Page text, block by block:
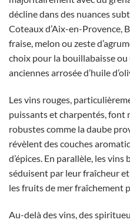
décline dans des nuances
Coteaux d’Aix-en-Provence,
fraise, melon ou zeste
choix pour la bouillabaisse
anciennes arrosée d’huile
Les vins rouges,
puissants et charpentés, font
robustes comme la daube
révèlent des couches
d’épices. En parallèle, les
séduisent par leur fraîcheur
les fruits de mer fraîchement
Au-delà des vins, des